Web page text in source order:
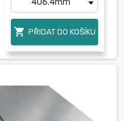
 PŘIDAT DO KOŠÍKU